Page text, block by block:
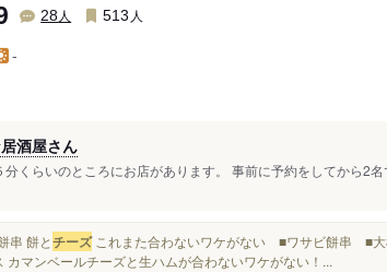
28人 513 人
-
酒屋さん
くらいのところにお店があります。 事前に予約をしてから2名
串 餅とチーズこれまた合わないワケがない ■ワサビ餅串 ■
カマンベールチーズと生ハムが合わないワケがない！...